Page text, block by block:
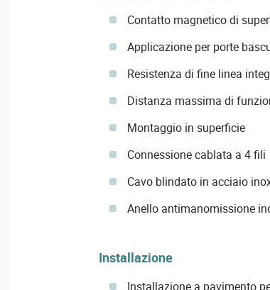
Contatto magnetico di
Applicazione per porte
Resistenza di fine linea
Distanza massima di
Montaggio in superficie
Connessione cablata a 4 fili
Cavo blindato in acciaio
Anello antimanomissione
Installazione
Installazione a pavimento